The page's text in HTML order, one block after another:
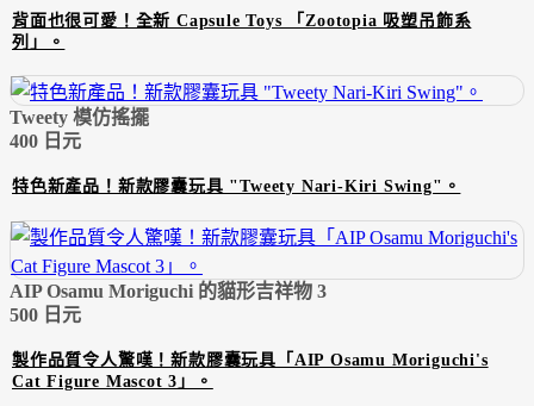
背面也很可愛！全新 Capsule Toys 「Zootopia 吸塑吊飾系
列」。
Tweety 模仿搖擺
400 日元
特色新產品！新款膠囊玩具 "Tweety Nari-Kiri Swing"。
AIP Osamu Moriguchi 的貓形吉祥物 3
500 日元
製作品質令人驚嘆！新款膠囊玩具「AIP Osamu Moriguchi's
Cat Figure Mascot 3」。